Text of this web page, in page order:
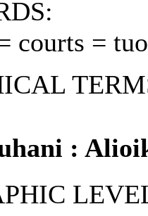
courts =
: